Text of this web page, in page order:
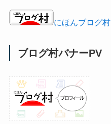
にほんブログ村
ブログ村バナーPV